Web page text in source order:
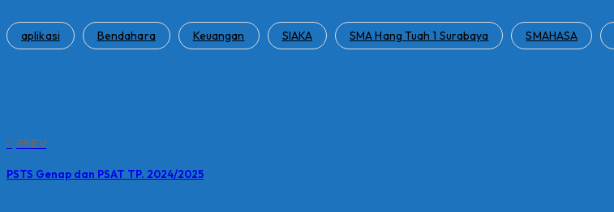
aplikasi Bendahara Keuangan SIAKA SMA Hang Tuah 1 Surabaya SMAHASA
PREV
PSTS Genap dan PSAT TP. 2024/2025